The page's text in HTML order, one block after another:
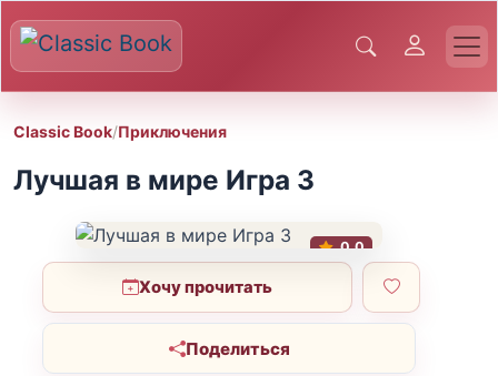
Classic Book/Приключения
Лучшая в мире Игра 3
0.0
Хочу прочитать
Поделиться